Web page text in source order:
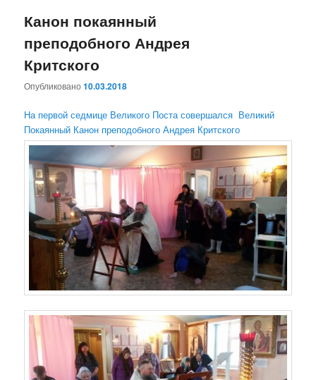
Канон покаянный
преподобного Андрея
Критского
Опубликовано10.03.2018
На первой седмице Великого Поста совершался Великий
Покаянный Канон преподобного Андрея Критского